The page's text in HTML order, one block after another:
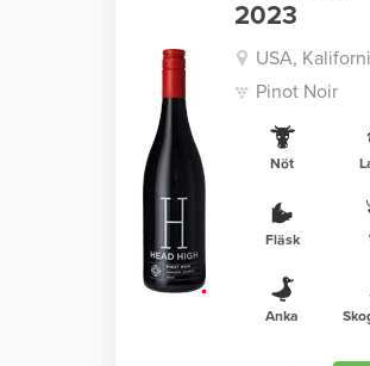
2023
USA,
Pinot Noir
Nöt
Fläsk
Anka